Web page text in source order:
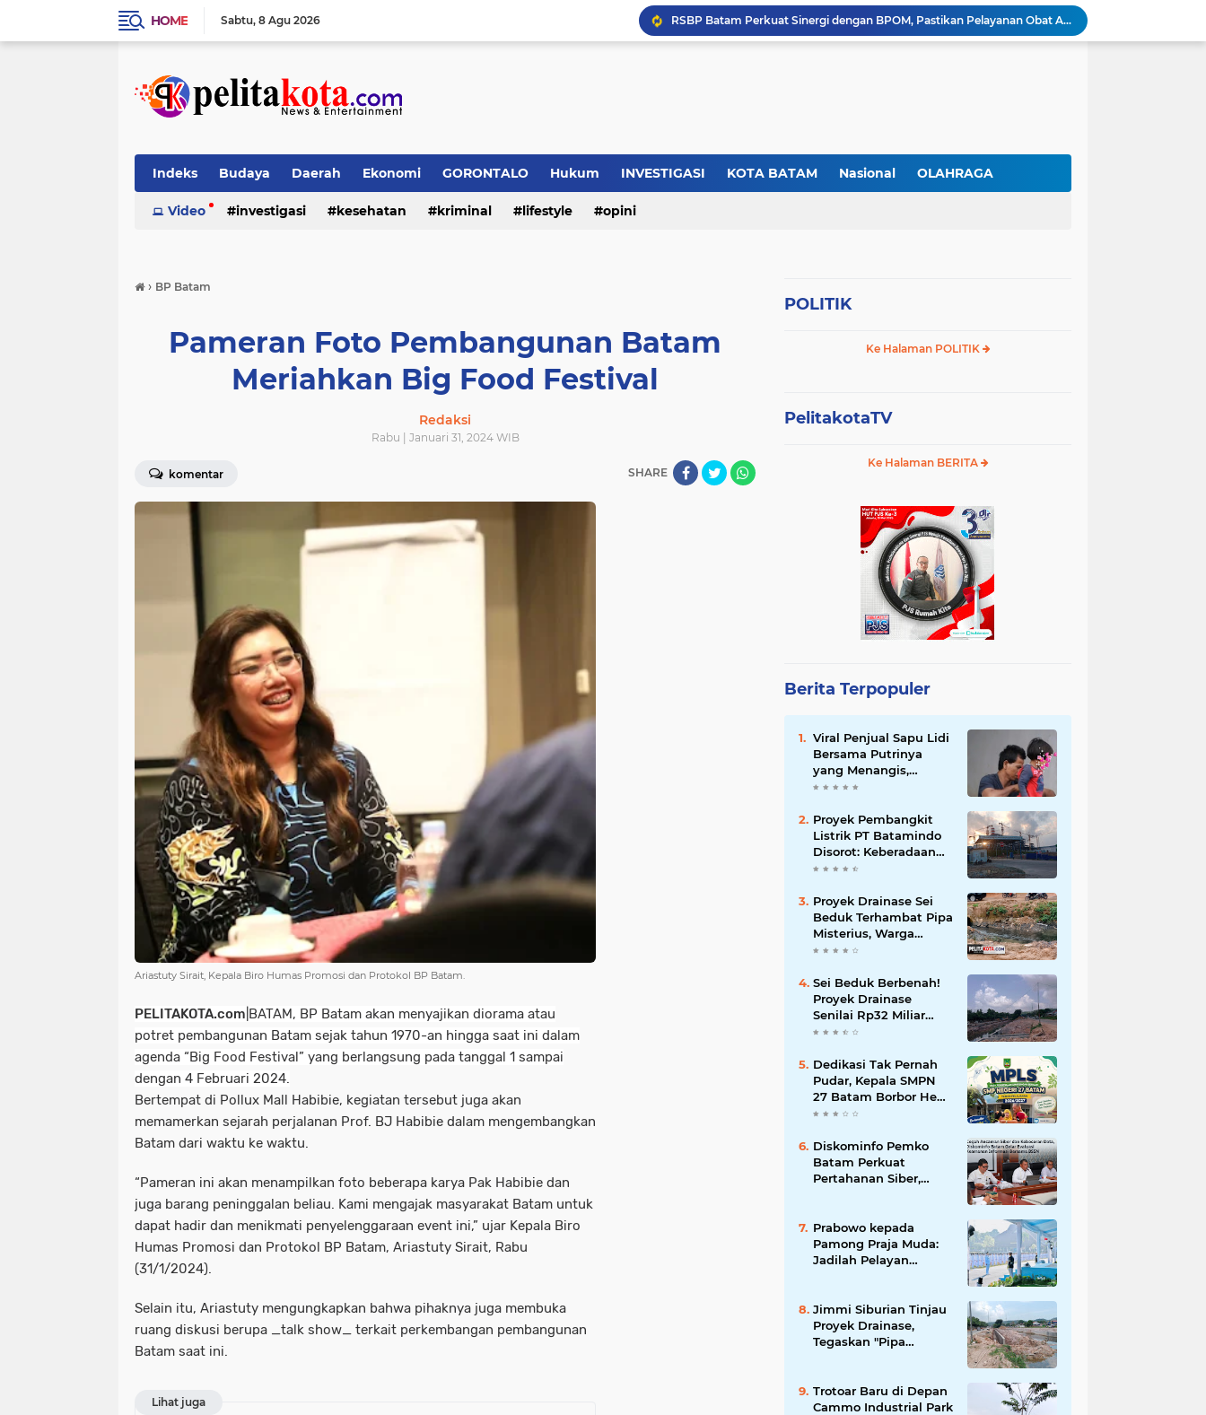
HOME Sabtu 8 Agu 2026
RSBP Batam Perkuat Sinergi dengan BPOM, Pastikan Pelayanan Obat Aman dan Bermutu
Jimmi Siburian Tinjau Proyek Drainase, Tegaskan "Pipa Misterius" Tak Boleh Hambat Pembangunan di Sei Beduk
Proyek Drainase Sei Beduk Terhambat Pipa Misterius, Warga Desak Pemerintah Buka Hasil Uji Sampel Air
Indeks Budaya Daerah Ekonomi GORONTALO Hukum INVESTIGASI KOTA BATAM Nasional OLAHRAGA
Pendidikan Politik Sosial
Video investigasi kesehatan kriminal lifestyle opini
› BP Batam
Pameran Foto Pembangunan Batam
Meriahkan Big Food Festival
Redaksi
Rabu | Januari 31, 2024 WIB
komentar SHARE
Ariastuty Sirait, Kepala Biro Humas Promosi dan Protokol BP Batam.
PELITAKOTA.com |BATAM, BP Batam akan menyajikan diorama atau
potret pembangunan Batam sejak tahun 1970-an hingga saat ini dalam
agenda “Big Food Festival” yang berlangsung pada tanggal 1 sampai
dengan 4 Februari 2024.
Bertempat di Pollux Mall Habibie, kegiatan tersebut juga akan
memamerkan sejarah perjalanan Prof. BJ Habibie dalam mengembangkan
Batam dari waktu ke waktu.
“Pameran ini akan menampilkan foto beberapa karya Pak Habibie dan
juga barang peninggalan beliau. Kami mengajak masyarakat Batam untuk
dapat hadir dan menikmati penyelenggaraan event ini,” ujar Kepala Biro
Humas Promosi dan Protokol BP Batam, Ariastuty Sirait, Rabu
(31/1/2024).
Selain itu, Ariastuty mengungkapkan bahwa pihaknya juga membuka
ruang diskusi berupa _talk show_ terkait perkembangan pembangunan
Batam saat ini.
Lihat juga
POLITIK
Ke Halaman POLITIK
PelitakotaTV
Ke Halaman BERITA
Berita Terpopuler
Viral Penjual Sapu Lidi
Bersama Putrinya
yang Menangis,
Tamparan Keras di
Korupsi
Proyek Pembangkit
Listrik PT Batamindo
Disorot: Keberadaan
TKA Tiongkok dan
Wartawan Jadi
Perhatian
Proyek Drainase Sei
Beduk Terhambat Pipa
Misterius, Warga
Desak Pemerintah
Air
Sei Beduk Berbenah!
Proyek Drainase
Senilai Rp32 Miliar
Diharapkan Jadi Solusi
Dedikasi Tak Pernah
Pudar, Kepala SMPN
27 Batam Borbor Hehe
Tua Pasaribu Tuai
Murid
Diskominfo Pemko
Batam Perkuat
Pertahanan Siber,
Informasi Pemerintah
Prabowo kepada
Pamong Praja Muda:
Jadilah Pelayan
Korupsi
Jimmi Siburian Tinjau
Proyek Drainase,
Tegaskan "Pipa
Pembangunan di Sei
Beduk
Trotoar Baru di Depan
Cammo Industrial Park